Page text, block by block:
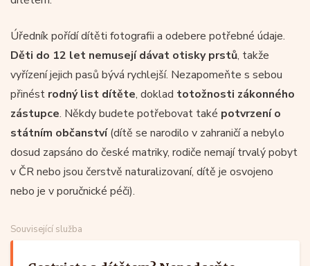
Úředník pořídí dítěti fotografii a odebere potřebné údaje.
Děti do 12 let nemusejí dávat otisky prstů, takže
vyřízení jejich pasů bývá rychlejší. Nezapomeňte s sebou
přinést rodný list dítěte, doklad totožnosti zákonného
zástupce. Někdy budete potřebovat také potvrzení o
státním občanství(dítě se narodilo v zahraničí a nebylo
dosud zapsáno do české matriky, rodiče nemají trvalý pobyt
v ČR nebo jsou čerstvě naturalizovaní, dítě je osvojeno
nebo je v poručnické péči).
Související služba